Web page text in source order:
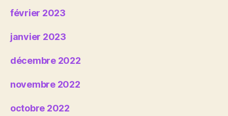
février 2023
janvier 2023
décembre 2022
novembre 2022
octobre 2022